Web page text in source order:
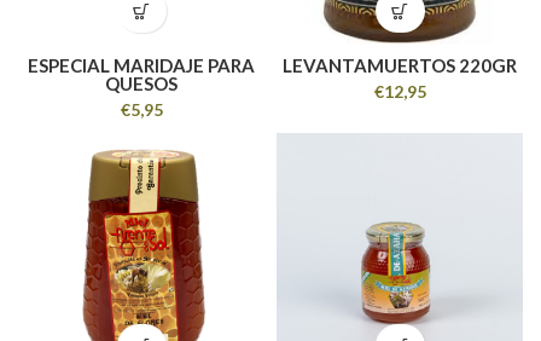
ESPECIAL MARIDAJE PARA
QUESOS
€5,95
LEVANTAMUERTOS 220GR
€12,95